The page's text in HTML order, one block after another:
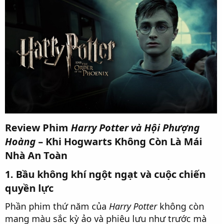
Review Phim Harry Potter và Hội Phượng
Hoàng– Khi Hogwarts Không Còn Là Mái
Nhà An Toàn
1. Bầu không khí ngột ngạt và cuộc chiến
quyền lực
Phần phim thứ năm của Harry Potterkhông còn
mang màu sắc kỳ ảo và phiêu lưu như trước mà